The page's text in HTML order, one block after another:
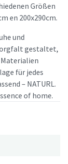
Größen
en 200x290cm.
und
gestaltet,
für jedes
– NATURL.
of home.